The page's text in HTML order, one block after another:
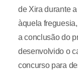
de Xira durante
àquela
a conclusão do
desenvolvido o
concurso para